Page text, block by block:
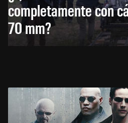
completamente con
70 mm?